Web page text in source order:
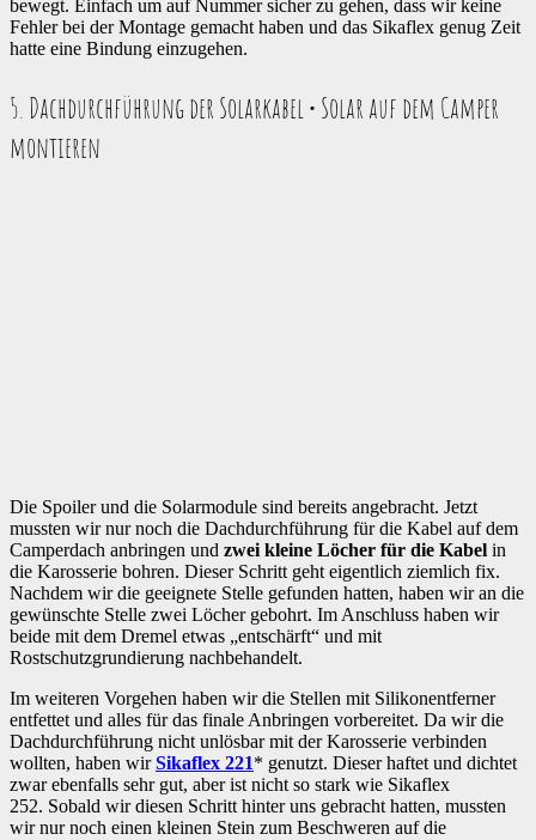
bewegt. Einfach um auf Nummer sicher zu gehen, dass wir keine
Fehler bei der Montage gemacht haben und das Sikaflex genug Zeit
hatte eine Bindung einzugehen.
5. Dachdurchführung der Solarkabel • Solar auf dem Camper
montieren
Die Spoiler und die Solarmodule sind bereits angebracht. Jetzt
mussten wir nur noch die Dachdurchführung für die Kabel auf dem
Camperdach anbringen und zwei kleine Löcher für die Kabel in
die Karosserie bohren. Dieser Schritt geht eigentlich ziemlich fix.
Nachdem wir die geeignete Stelle gefunden hatten, haben wir an die
gewünschte Stelle zwei Löcher gebohrt. Im Anschluss haben wir
beide mit dem Dremel etwas „entschärft“ und mit
Rostschutzgrundierung nachbehandelt.
Im weiteren Vorgehen haben wir die Stellen mit Silikonentferner
entfettet und alles für das finale Anbringen vorbereitet. Da wir die
Dachdurchführung nicht unlösbar mit der Karosserie verbinden
wollten, haben wirSikaflex 221* genutzt. Dieser haftet und dichtet
zwar ebenfalls sehr gut, aber ist nicht so stark wie Sikaflex
252. Sobald wir diesen Schritt hinter uns gebracht hatten, mussten
wir nur noch einen kleinen Stein zum Beschweren auf die